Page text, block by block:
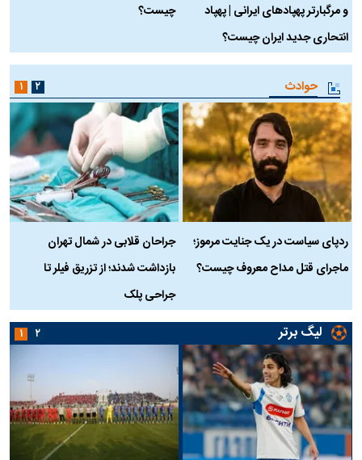
و مرگبارتر پهپادهای ایرانی | پهپاد
انتحاری جدید ایران چیست؟
چیست؟
حوادث
ردپای سیاست در یک جنایت مرموز؛
ماجرای قتل مداح معروف چیست؟
جراحان قلابی در شمال تهران
بازداشت شدند؛ از تزریق فیلر تا
جراحی پلک
۱ ۲
لیگ برتر ۱ ۲